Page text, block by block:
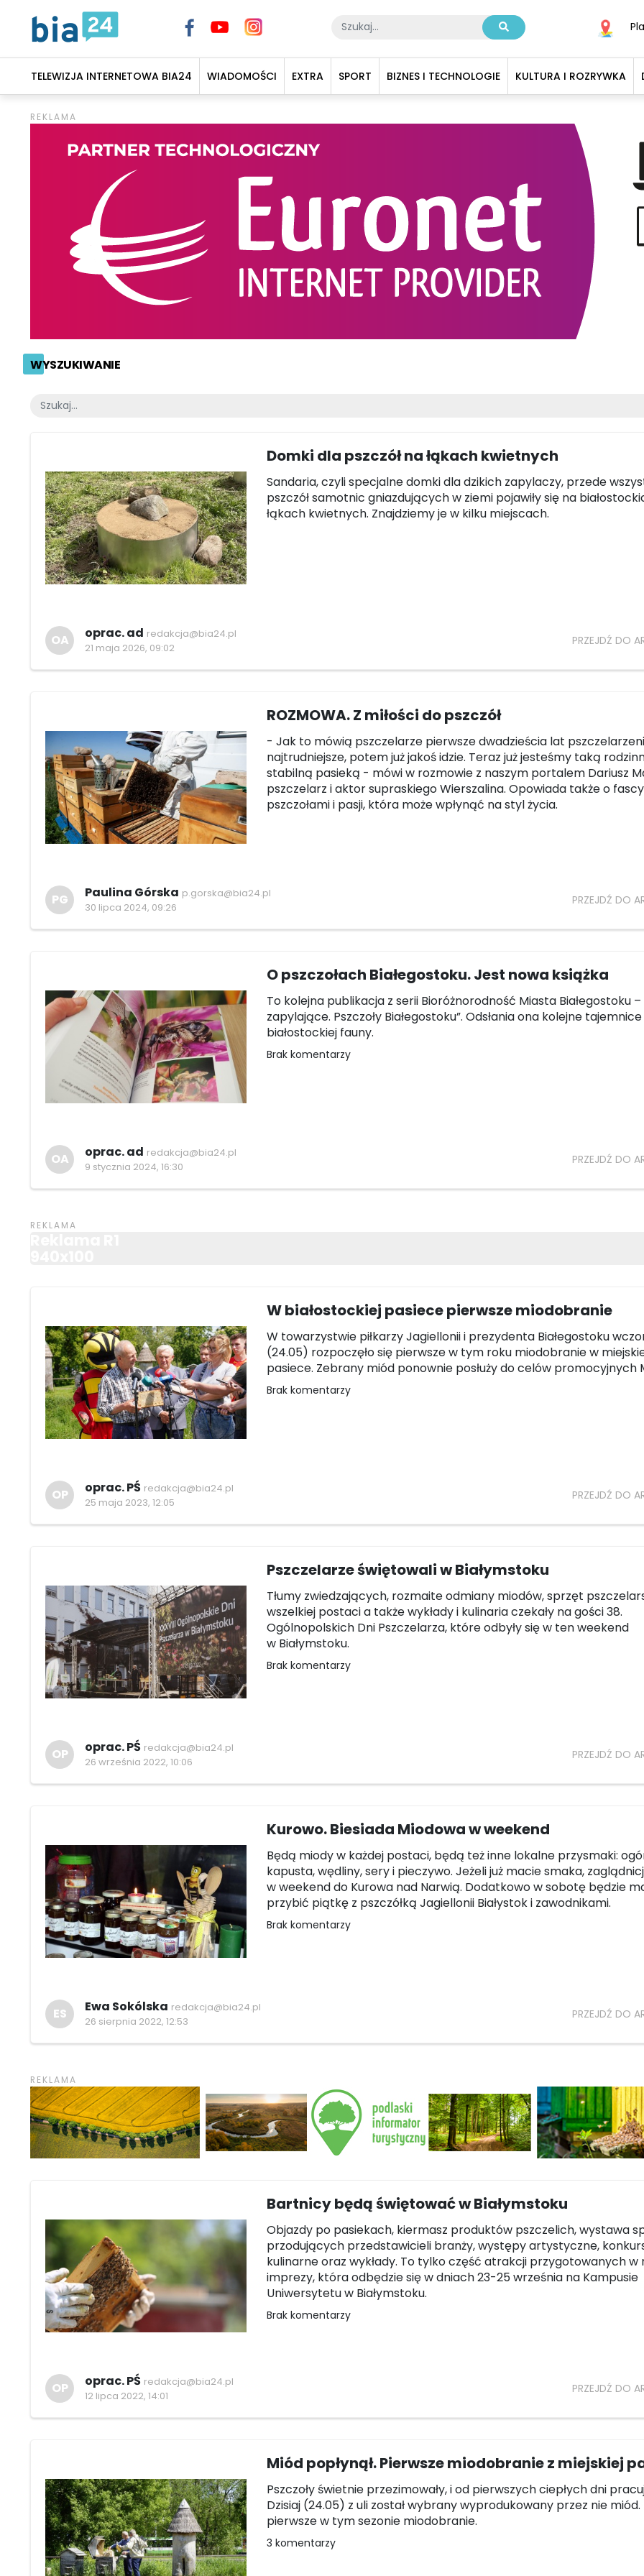
TELEWIZJA INTERNETOWA BIA24 WIADOMOŚCI EXTRA SPORT BIZNES I TECHNOLOGIE KULTURA I ROZRYWKA
WYSZUKIWANIE
Domki dla pszczół na łąkach kwietnych
Sandaria, czyli specjalne domki dla dzikich zapylaczy, przede
pszczół samotnic gniazdujących w ziemi pojawiły się na
łąkach kwietnych. Znajdziemy je w kilku miejscach.
OA oprac. ad redakcja@bia24.pl
21 maja 2026, 09:02
PRZEJDŹ DO
ROZMOWA. Z miłości do pszczół
- Jak to mówią pszczelarze pierwsze dwadzieścia lat
najtrudniejsze, potem już jakoś idzie. Teraz już jesteśmy taką
stabilną pasieką - mówi w rozmowie z naszym portalem Dariusz
pszczelarz i aktor supraskiego Wierszalina. Opowiada także o
pszczołami i pasji, która może wpłynąć na styl życia.
PG Paulina Górska p.gorska@bia24.pl
30 lipca 2024, 09:26
PRZEJDŹ DO
O pszczołach Białegostoku. Jest nowa książka
To kolejna publikacja z serii Bioróżnorodność Miasta Białegostoku –
zapylające. Pszczoły Białegostoku”. Odsłania ona kolejne tajemnice
białostockiej fauny.
Brak komentarzy
OA oprac. ad redakcja@bia24.pl
9 stycznia 2024, 16:30
PRZEJDŹ DO
W białostockiej pasiece pierwsze miodobranie
W towarzystwie piłkarzy Jagiellonii i prezydenta Białegostoku
(24.05) rozpoczęło się pierwsze w tym roku miodobranie w
pasiece. Zebrany miód ponownie posłuży do celów promocyjnych
Brak komentarzy
OP oprac. PŚ redakcja@bia24.pl
25 maja 2023, 12:05
PRZEJDŹ DO
Pszczelarze świętowali w Białymstoku
Tłumy zwiedzających, rozmaite odmiany miodów, sprzęt
wszelkiej postaci a także wykłady i kulinaria czekały na gości 38.
Ogólnopolskich Dni Pszczelarza, które odbyły się w ten weekend
w Białymstoku.
Brak komentarzy
OP oprac. PŚ redakcja@bia24.pl
26 września 2022, 10:06
PRZEJDŹ DO
Kurowo. Biesiada Miodowa w weekend
Będą miody w każdej postaci, będą też inne lokalne przysmaki:
kapusta, wędliny, sery i pieczywo. Jeżeli już macie smaka,
w weekend do Kurowa nad Narwią. Dodatkowo w sobotę będzie
przybić piątkę z pszczółką Jagiellonii Białystok i zawodnikami.
Brak komentarzy
ES Ewa Sokólska redakcja@bia24.pl
26 sierpnia 2022, 12:53
PRZEJDŹ DO
Bartnicy będą świętować w Białymstoku
Objazdy po pasiekach, kiermasz produktów pszczelich, wystawa
przodujących przedstawicieli branży, występy artystyczne,
kulinarne oraz wykłady. To tylko część atrakcji przygotowanych
imprezy, która odbędzie się w dniach 23-25 września na Kampusie
Uniwersytetu w Białymstoku.
Brak komentarzy
OP oprac. PŚ redakcja@bia24.pl
12 lipca 2022, 14:01
PRZEJDŹ DO
Miód popłynął. Pierwsze miodobranie z miejskiej
Pszczoły świetnie przezimowały, i od pierwszych ciepłych dni
Dzisiaj (24.05) z uli został wybrany wyprodukowany przez nie miód.
pierwsze w tym sezonie miodobranie.
3 komentarzy